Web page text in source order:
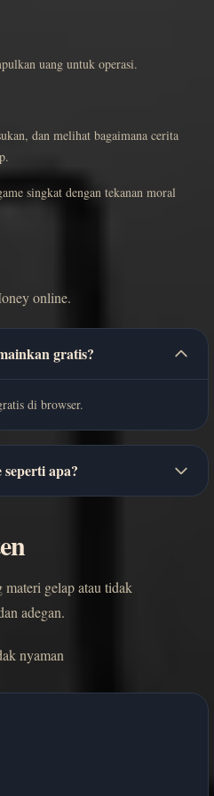
uang untuk operasi.
dan melihat bagaimana cerita
singkat dengan tekanan moral
online.
gratis?
di browser.
apa?
gelap atau tidak
adegan.
nyaman